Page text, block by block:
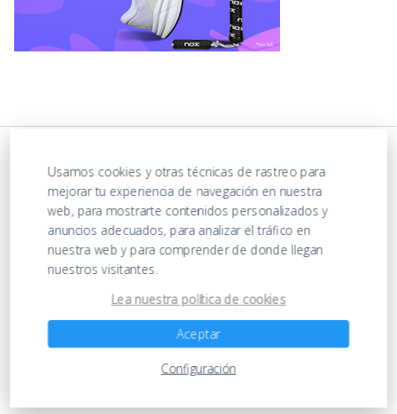
https://ofertasenjuguetes.com/privacy-policy/
Ofertas en Juguetes
Usamos cookies y otras técnicas de rastreo para
mejorar tu experiencia de navegación en nuestra
web, para mostrarte contenidos personalizados y
anuncios adecuados, para analizar el tráfico en
nuestra web y para comprender de donde llegan
nuestros visitantes.
Lea nuestra política de cookies
Aceptar
Configuración